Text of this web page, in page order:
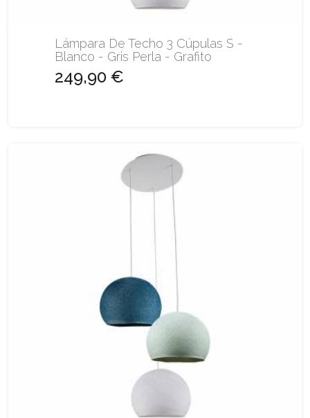
Lámpara De Techo 3 Cúpulas S -
Blanco - Gris Perla - Grafito
249,90 €